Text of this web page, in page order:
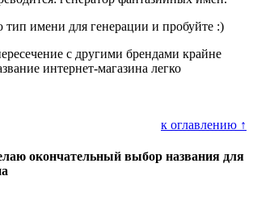
имени для генерации и пробуйте :)
с другими брендами крайне
интернет-магазина легко
к оглавлению ↑
окончательный выбор названия для